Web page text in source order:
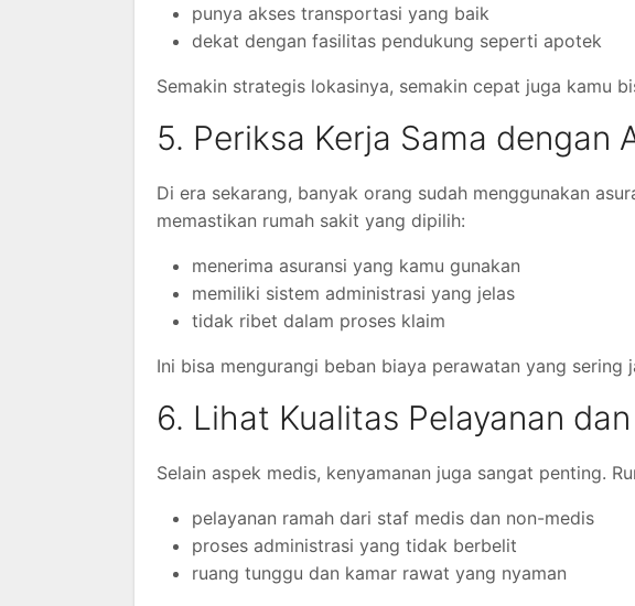
punya akses transportasi yang baik
dekat dengan fasilitas pendukung seperti apotek
Semakin strategis lokasinya, semakin cepat juga kamu
5. Periksa Kerja Sama dengan
Di era sekarang, banyak orang sudah menggunakan
memastikan rumah sakit yang dipilih:
menerima asuransi yang kamu gunakan
memiliki sistem administrasi yang jelas
tidak ribet dalam proses klaim
Ini bisa mengurangi beban biaya perawatan yang sering
6. Lihat Kualitas Pelayanan
Selain aspek medis, kenyamanan juga sangat penting.
pelayanan ramah dari staf medis dan non-medis
proses administrasi yang tidak berbelit
ruang tunggu dan kamar rawat yang nyaman